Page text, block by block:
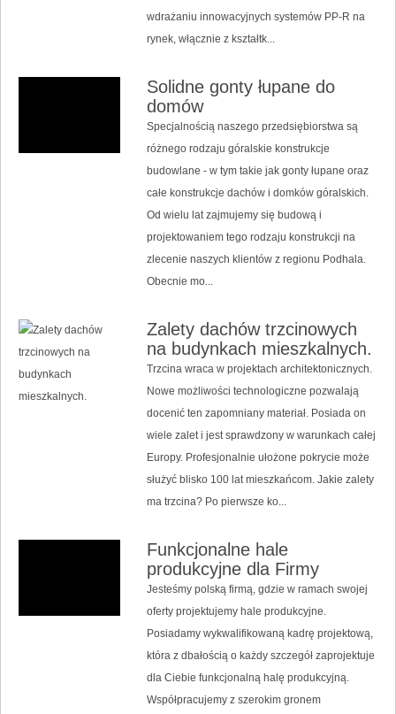
wdrażaniu innowacyjnych systemów PP-R na
rynek, włącznie z kształtk...
Solidne gonty łupane do
domów
Specjalnością naszego przedsiębiorstwa są
różnego rodzaju góralskie konstrukcje
budowlane - w tym takie jak gonty łupane oraz
całe konstrukcje dachów i domków góralskich.
Od wielu lat zajmujemy się budową i
projektowaniem tego rodzaju konstrukcji na
zlecenie naszych klientów z regionu Podhala.
Obecnie mo...
Zalety dachów trzcinowych
na budynkach mieszkalnych.
Trzcina wraca w projektach architektonicznych.
Nowe możliwości technologiczne pozwalają
docenić ten zapomniany materiał. Posiada on
wiele zalet i jest sprawdzony w warunkach całej
Europy. Profesjonalnie ułożone pokrycie może
służyć blisko 100 lat mieszkańcom. Jakie zalety
ma trzcina? Po pierwsze ko...
Funkcjonalne hale
produkcyjne dla Firmy
Jesteśmy polską firmą, gdzie w ramach swojej
oferty projektujemy hale produkcyjne.
Posiadamy wykwalifikowaną kadrę projektową,
która z dbałością o każdy szczegół zaprojektuje
dla Ciebie funkcjonalną halę produkcyjną.
Współpracujemy z szerokim gronem